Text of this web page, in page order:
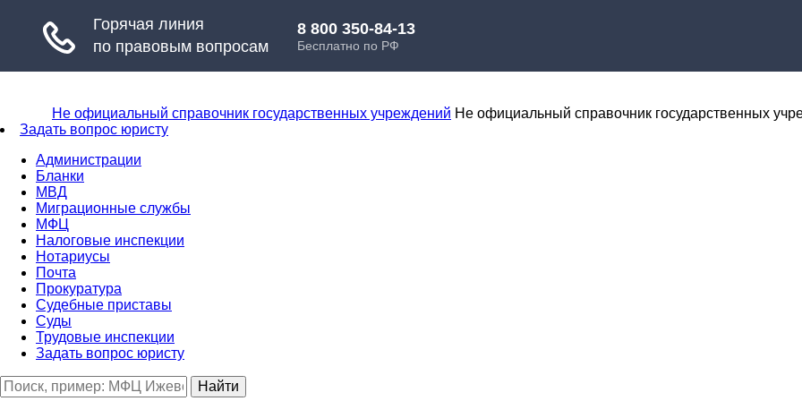
Не официальный справочник государственных учреждений Не официальный справочник государственных
Задать вопрос юристу
Администрации
Бланки
МВД
Миграционные службы
МФЦ
Налоговые инспекции
Нотариусы
Почта
Прокуратура
Судебные приставы
Суды
Трудовые инспекции
Задать вопрос юристу